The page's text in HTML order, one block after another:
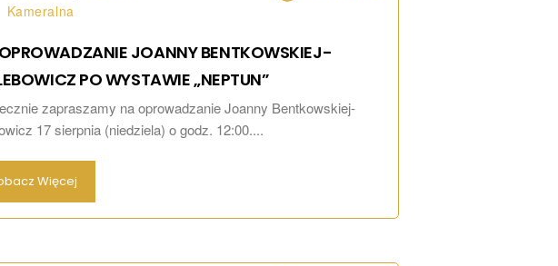
Kameralna
OPROWADZANIE JOANNY BENTKOWSKIEJ-
PO WYSTAWIE„NEPTUN”
zapraszamy na oprowadzanie Joanny Bentkowskiej-
17 sierpnia (niedziela) o godz. 12:00....
Więcej